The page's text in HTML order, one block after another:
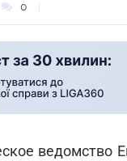
0
ведомство